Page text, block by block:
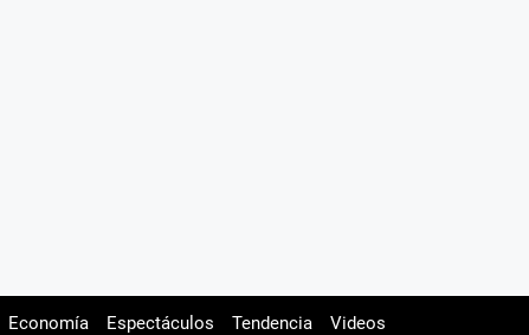
Economía Espectáculos Tendencia Videos